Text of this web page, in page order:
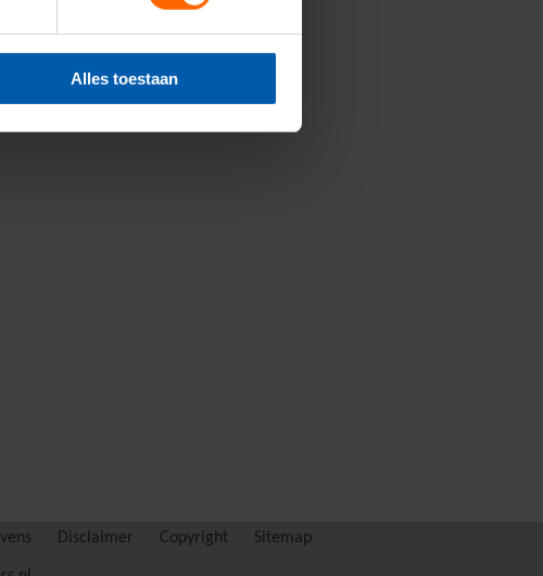
Alles toestaan
Disclaimer Copyright Sitemap